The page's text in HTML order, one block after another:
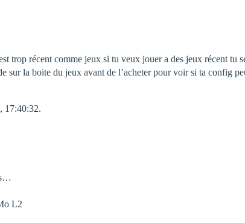
trop récent comme jeux si tu veux jouer a des jeux récent tu
sur la boite du jeux avant de l’acheter pour voir si ta config
17:40:32.
L2